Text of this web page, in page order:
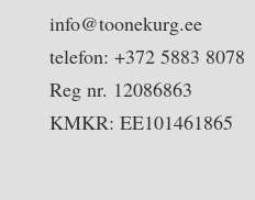
info@toonekurg.ee
telefon: +372 5883 8078
Reg nr. 12086863
KMKR: EE101461865